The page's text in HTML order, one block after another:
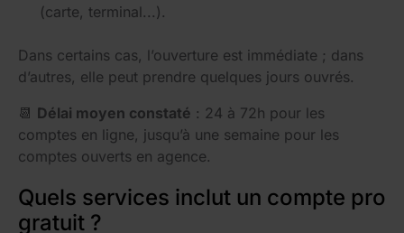
(carte, terminal...).
Dans certains cas, l’ouverture est immédiate ; dans
d’autres, elle peut prendre quelques jours ouvrés.
📆 Délai moyen constaté : 24 à 72h pour les
comptes en ligne, jusqu’à une semaine pour les
comptes ouverts en agence.
Quels services inclut un compte pro
gratuit ?